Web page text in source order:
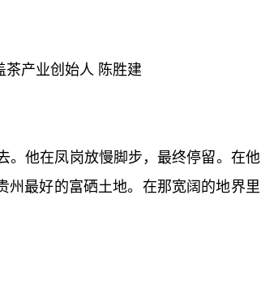
产业创始人 陈胜建
。他在凤岗放慢脚步，最终停留。在
州最好的富硒土地。在那宽阔的地界